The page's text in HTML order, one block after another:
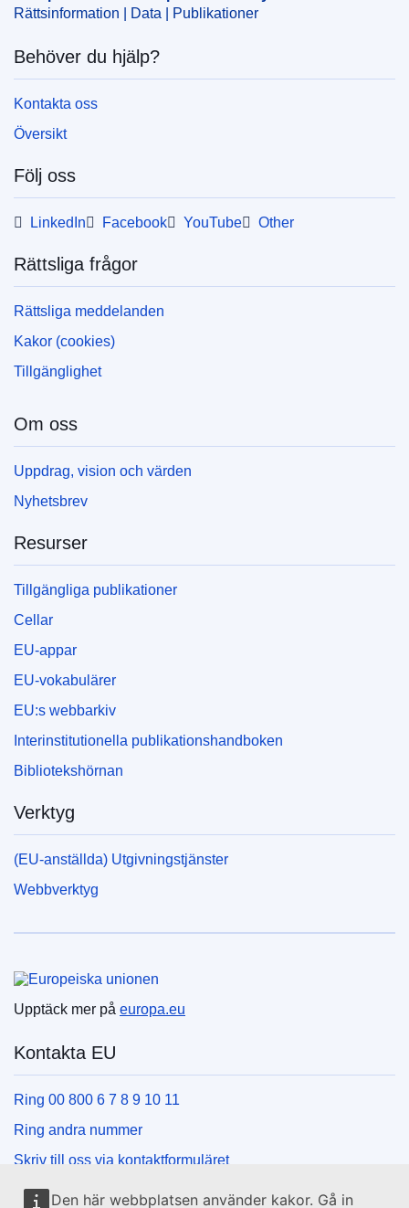
Den här webbplatsen använder kakor. Gå in
IMMC : P9_PV(2023)02-14
pdfa2a
Rättsinformation | Data | Publikationer
Behöver du hjälp?
Kontakta oss
Översikt
Följ oss
LinkedIn Facebook YouTube Other
Rättsliga frågor
Rättsliga meddelanden
Kakor (cookies)
Tillgänglighet
Om oss
Uppdrag, vision och värden
Nyhetsbrev
Resurser
Tillgängliga publikationer
Cellar
EU-appar
EU-vokabulärer
EU:s webbarkiv
Interinstitutionella publikationshandboken
Bibliotekshörnan
Verktyg
(EU-anställda) Utgivningstjänster
Webbverktyg
Europeiska unionen
Upptäck mer på europa.eu
Kontakta EU
Ring 00 800 6 7 8 9 10 11
Ring andra nummer
Skriv till oss via kontaktformuläret
Besök ett EU-centrum